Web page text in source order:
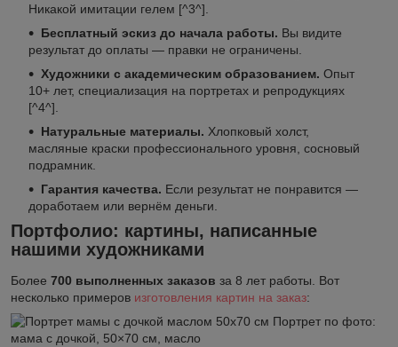
Никакой имитации гелем [^3^].
Бесплатный эскиз до начала работы. Вы видите
результат до оплаты — правки не ограничены.
Художники с академическим образованием. Опыт
10+ лет, специализация на портретах и репродукциях
[^4^].
Натуральные материалы. Хлопковый холст,
масляные краски профессионального уровня, сосновый
подрамник.
Гарантия качества. Если результат не понравится —
доработаем или вернём деньги.
Портфолио: картины, написанные
нашими художниками
Более 700 выполненных заказов за 8 лет работы. Вот
несколько примеров изготовления картин на заказ:
Портрет по фото:
мама с дочкой, 50×70 см, масло